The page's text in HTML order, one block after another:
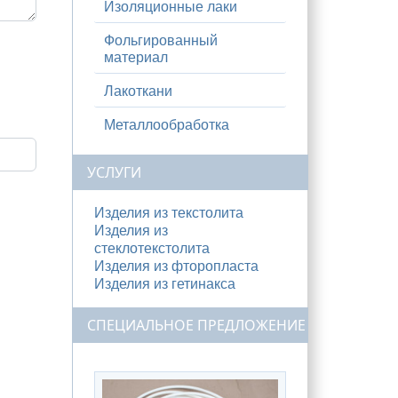
Изоляционные лаки
Фольгированный
материал
Лакоткани
Металлообработка
УСЛУГИ
Изделия из текстолита
Изделия из
стеклотекстолита
Изделия из фторопласта
Изделия из гетинакса
СПЕЦИАЛЬНОЕ ПРЕДЛОЖЕНИЕ